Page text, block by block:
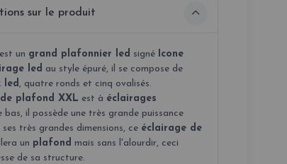
sur le produit
un grand plafonnier led signé Icone
led au style épuré, il se compose de
led , quatre ronds et cinq ovalisés.
de plafond XXL est à éclairages
bas, il possède une très grande puissance
ses très grandes dimensions, ce éclairage de
un plafond mais sans l'alourdir, ceci
de sa structure.